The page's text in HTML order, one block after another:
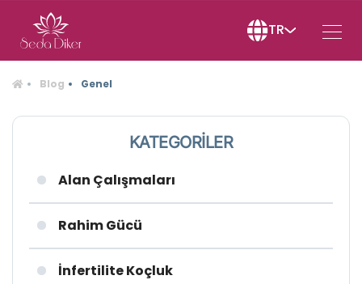
TR
Blog Genel
KATEGORİLER
Alan Çalışmaları
Rahim Gücü
İnfertilite Koçluk